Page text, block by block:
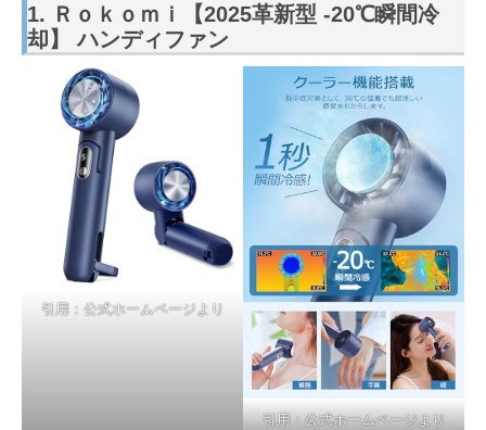
1. ‎Ｒｏｋｏｍｉ【2025革新型 -20℃瞬間冷
却】 ハンディファン
引用：公式ホームページより
引用：公式ホームページより